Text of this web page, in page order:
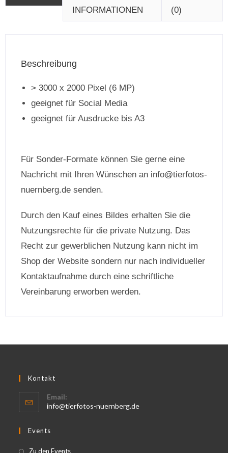
INFORMATIONEN
(0)
Beschreibung
> 3000 x 2000 Pixel (6 MP)
geeignet für Social Media
geeignet für Ausdrucke bis A3
Für Sonder-Formate können Sie gerne eine
Nachricht mit Ihren Wünschen an info@tierfotos-
nuernberg.de senden.
Durch den Kauf eines Bildes erhalten Sie die
Nutzungsrechte für die private Nutzung. Das
Recht zur gewerblichen Nutzung kann nicht im
Shop der Website sondern nur nach individueller
Kontaktaufnahme durch eine schriftliche
Vereinbarung erworben werden.
Kontakt
Email:
info@tierfotos-nuernberg.de
Events
Zu den Events